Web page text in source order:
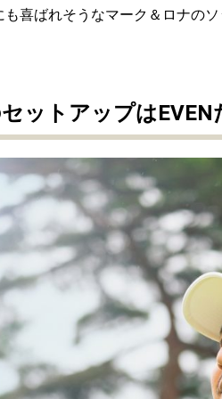
も喜ばれそうなマーク＆ロナの
ットアップは